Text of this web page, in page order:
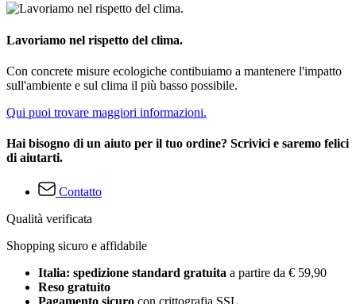
Lavoriamo nel rispetto del clima.
Con concrete misure ecologiche contibuiamo a mantenere l'impatto
sull'ambiente e sul clima il più basso possibile.
Qui puoi trovare maggiori informazioni.
Hai bisogno di un aiuto per il tuo ordine? Scrivici e saremo felici
di aiutarti.
Contatto
Qualità verificata
Shopping sicuro e affidabile
Italia: spedizione standard gratuita a partire da € 59,90
Reso gratuito